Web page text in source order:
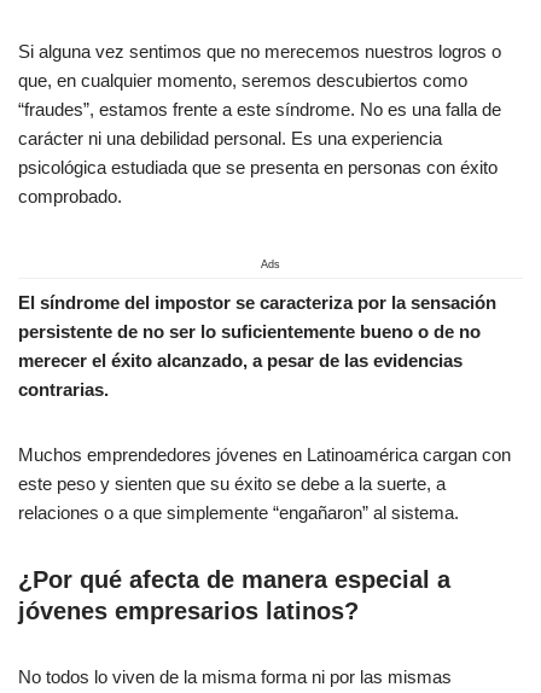
Si alguna vez sentimos que no merecemos nuestros logros o
que, en cualquier momento, seremos descubiertos como
“fraudes”, estamos frente a este síndrome. No es una falla de
carácter ni una debilidad personal. Es una experiencia
psicológica estudiada que se presenta en personas con éxito
comprobado.
Ads
El síndrome del impostor se caracteriza por la sensación
persistente de no ser lo suficientemente bueno o de no
merecer el éxito alcanzado, a pesar de las evidencias
contrarias.
Muchos emprendedores jóvenes en Latinoamérica cargan con
este peso y sienten que su éxito se debe a la suerte, a
relaciones o a que simplemente “engañaron” al sistema.
¿Por qué afecta de manera especial a
jóvenes empresarios latinos?
No todos lo viven de la misma forma ni por las mismas